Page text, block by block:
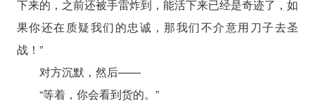
下来的，之前还被手雷炸到，能活下来已经是奇迹了，如
果你还在质疑我们的忠诚，那我们不介意用刀子去圣
战！”
对方沉默，然后——
“等着，你会看到货的。”